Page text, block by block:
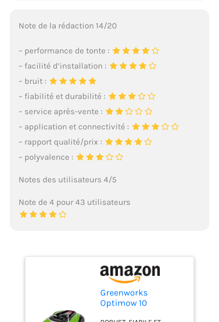
Note de la rédaction 14/20
– performance de tonte :
– facilité d’installation :
– bruit :
– fiabilité et durabilité :
– service après-vente :
– application et connectivité :
– rapport qualité/prix :
– polyvalence :
Notes des utilisateurs 4/5
Note de 4 pour 43 utilisateurs
Greenworks
Optimow 10